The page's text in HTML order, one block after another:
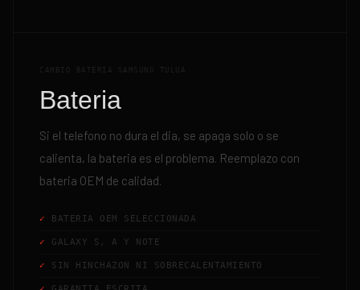
CAMBIO BATERIA SAMSUNG TULUA
Bateria
Si el telefono no dura el dia, se apaga solo o se
calienta, la bateria es el problema. Reemplazo con
bateria OEM de calidad.
BATERIA OEM SELECCIONADA
GALAXY S, A Y NOTE
SIN HINCHAZON NI SOBRECALENTAMIENTO